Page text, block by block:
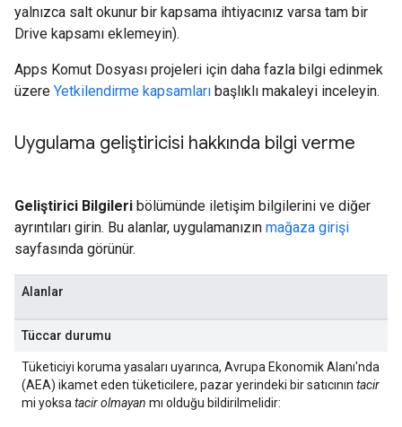
yalnızca salt okunur bir kapsama ihtiyacınız varsa tam bir
Drive kapsamı eklemeyin).
Apps Komut Dosyası projeleri için daha fazla bilgi edinmek
üzere Yetkilendirme kapsamları başlıklı makaleyi inceleyin.
Uygulama geliştiricisi hakkında bilgi verme
Geliştirici Bilgileri bölümünde iletişim bilgilerini ve diğer
ayrıntıları girin. Bu alanlar, uygulamanızın mağaza girişi
sayfasında görünür.
Alanlar
Tüccar durumu
Tüketiciyi koruma yasaları uyarınca, Avrupa Ekonomik Alanı'nda
(AEA) ikamet eden tüketicilere, pazar yerindeki bir satıcının tacir
mi yoksa tacir olmayan mı olduğu bildirilmelidir: